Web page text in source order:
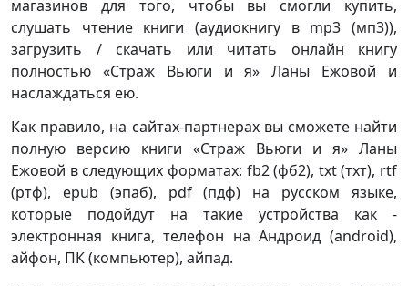
магазинов для того, чтобы вы смогли купить,
слушать чтение книги (аудиокнигу в mp3 (мп3)),
загрузить / скачать или читать онлайн книгу
полностью «Страж Вьюги и я» Ланы Ежовой и
наслаждаться ею.
Как правило, на сайтах-партнерах вы сможете найти
полную версию книги «Страж Вьюги и я» Ланы
Ежовой в следующих форматах: fb2 (фб2), txt (тхт), rtf
(ртф), epub (эпаб), pdf (пдф) на русском языке,
которые подойдут на такие устройства как -
электронная книга, телефон на Андроид (android),
айфон, ПК (компьютер), айпад.